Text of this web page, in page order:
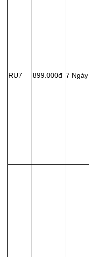
RU7 899.000đ 7 Ngày